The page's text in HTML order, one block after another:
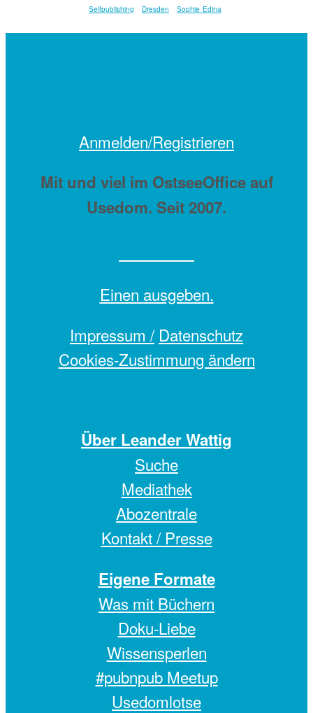
Selfpublishing Dresden Sophie Edina
Anmelden/Registrieren
Mit und viel im OstseeOffice auf
Usedom. Seit 2007.
Einen ausgeben.
Impressum / Datenschutz
Cookies-Zustimmung ändern
Über Leander Wattig
Suche
Mediathek
Abozentrale
Kontakt / Presse
Eigene Formate
Was mit Büchern
Doku-Liebe
Wissensperlen
#pubnpub Meetup
Usedomlotse